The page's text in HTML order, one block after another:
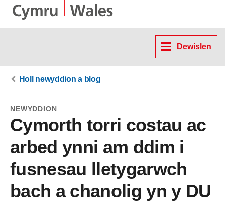
Dewislen
Holl newyddion a blog
NEWYDDION
Cymorth torri costau ac
arbed ynni am ddim i
fusnesau lletygarwch
bach a chanolig yn y DU